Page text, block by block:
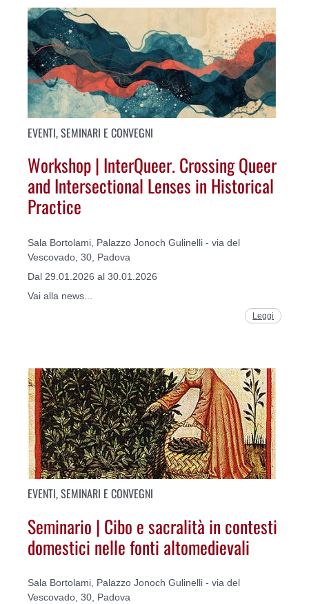
EVENTI, SEMINARI E CONVEGNI
Workshop | InterQueer. Crossing Queer
and Intersectional Lenses in Historical
Practice
Sala Bortolami, Palazzo Jonoch Gulinelli - via del
Vescovado, 30, Padova
Dal 29.01.2026 al 30.01.2026
Vai alla news...
Leggi
EVENTI, SEMINARI E CONVEGNI
Seminario | Cibo e sacralità in contesti
domestici nelle fonti altomedievali
Sala Bortolami, Palazzo Jonoch Gulinelli - via del
Vescovado, 30, Padova